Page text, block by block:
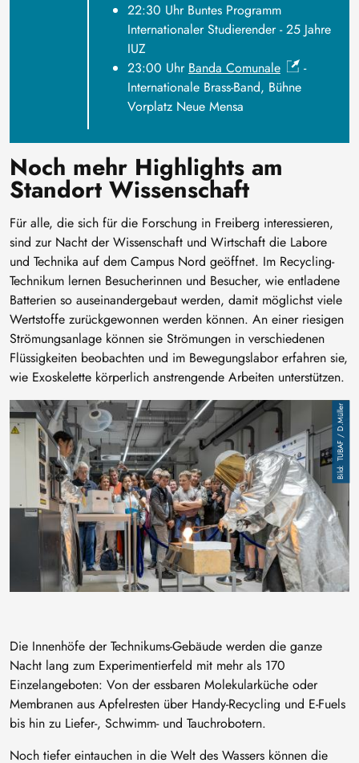
22:30 Uhr Buntes Programm
Internationaler Studierender - 25 Jahre
IUZ
23:00 Uhr Banda Comunale
-
Internationale Brass-Band, Bühne
Vorplatz Neue Mensa
Image TUBAF / D.Müller
Noch mehr Highlights am
Standort Wissenschaft
Für alle, die sich für die Forschung in Freiberg interessieren,
sind zur Nacht der Wissenschaft und Wirtschaft die Labore
und Technika auf dem Campus Nord geöffnet. Im Recycling-
Technikum lernen Besucherinnen und Besucher, wie entladene
Batterien so auseinandergebaut werden, damit möglichst viele
Wertstoffe zurückgewonnen werden können. An einer riesigen
Strömungsanlage können sie Strömungen in verschiedenen
Flüssigkeiten beobachten und im Bewegungslabor erfahren sie,
wie Exoskelette körperlich anstrengende Arbeiten unterstützen.
Die Innenhöfe der Technikums-Gebäude werden die ganze
Nacht lang zum Experimentierfeld mit mehr als 170
Einzelangeboten: Von der essbaren Molekularküche oder
Membranen aus Apfelresten über Handy-Recycling und E-Fuels
bis hin zu Liefer-, Schwimm- und Tauchrobotern.
Noch tiefer eintauchen in die Welt des Wassers können die